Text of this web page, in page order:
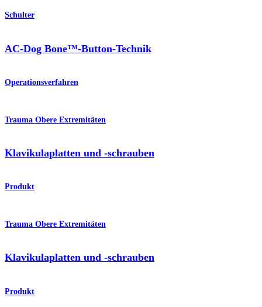
Schulter
AC-Dog Bone™-Button-Technik
Operationsverfahren
Trauma Obere Extremitäten
Klavikulaplatten und -schrauben
Produkt
Trauma Obere Extremitäten
Klavikulaplatten und -schrauben
Produkt